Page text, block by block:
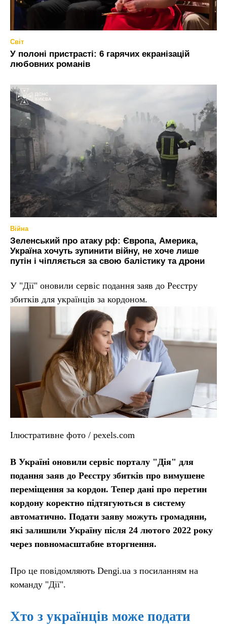
Світ
У полоні пристрасті: 6 гарячих екранізацій
любовних романів
Війна
Зеленський про атаку рф: Європа, Америка,
Україна хочуть зупинити війну, не хоче лише
путін і чіпляється за свою балістику та дрони
У "Дії" оновили сервіс подання заяв до Реєстру
збитків для українців за кордоном.
Ілюстративне фото / pexels.com
В Україні оновили сервіс порталу "Дія" для
подання заяв до Реєстру збитків про вимушене
переміщення за кордон. Тепер дані про перетин
кордону коректно підтягуються в систему
автоматично. Подати заяву можуть громадяни,
які залишили Україну після 24 лютого 2022 року
через повномасштабне вторгнення.
Про це повідомляють Dengi.ua з посиланням на
команду "Дії".
Хто з українців може подати